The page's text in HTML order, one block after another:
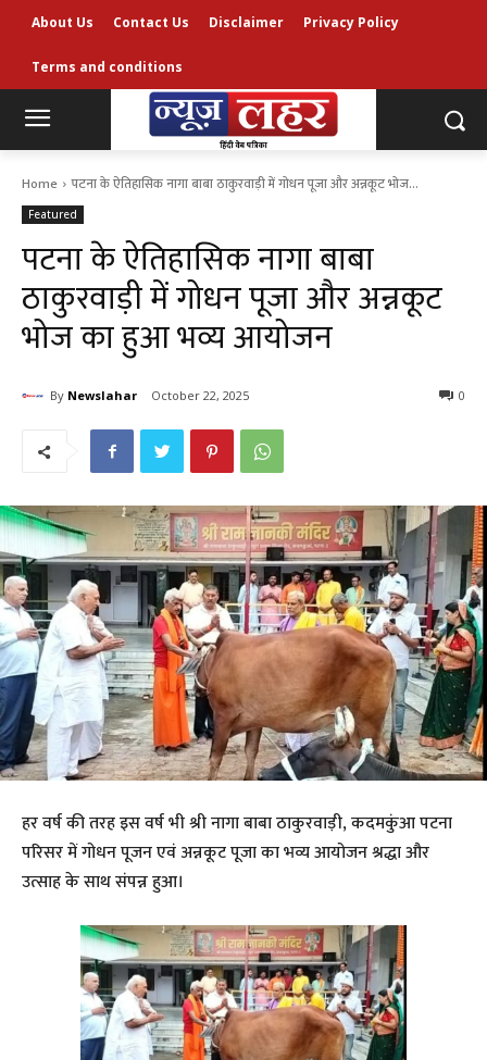
About Us Contact Us Disclaimer Privacy Policy
Terms and conditions
Home पटना के ऐतिहासिक नागा बाबा ठाकुरवाड़ी में गोधन पूजा और अन्नकूट भोज...
Featured
पटना के ऐतिहासिक नागा बाबा
ठाकुरवाड़ी में गोधन पूजा और अन्नकूट
भोज का हुआ भव्य आयोजन
By Newslahar October 22, 2025 0
हर वर्ष की तरह इस वर्ष भी श्री नागा बाबा ठाकुरवाड़ी, कदमकुंआ पटना
परिसर में गोधन पूजन एवं अन्नकूट पूजा का भव्य आयोजन श्रद्धा और
उत्साह के साथ संपन्न हुआ।